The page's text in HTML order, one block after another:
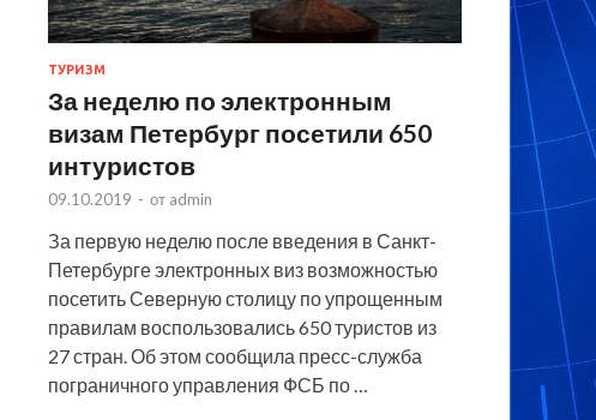
ТУРИЗМ
За неделю по электронным
визам Петербург посетили 650
интуристов
09.10.2019 - от admin
За первую неделю после введения в Санкт-
Петербурге электронных виз возможностью
посетить Северную столицу по упрощенным
правилам воспользовались 650 туристов из
27 стран. Об этом сообщила пресс-служба
пограничного управления ФСБ по …